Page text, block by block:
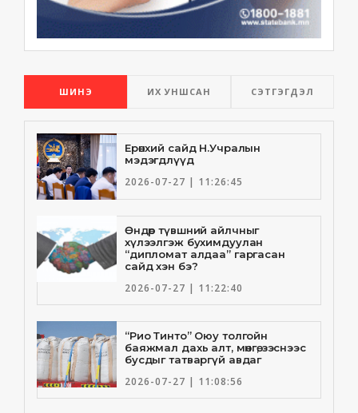
ШИНЭ ИХ УНШСАН СЭТГЭГДЭЛ
Ерөнхий сайд Н.Учралын
мэдэгдлүүд
2026-07-27 | 11:26:45
Өндөр түвшний айлчныг
хүлээлгэж бухимдуулан
“дипломат алдаа” гаргасан
сайд хэн бэ?
2026-07-27 | 11:22:40
“Рио Тинто” Оюу толгойн
баяжмал дахь алт, мөнгө, зэснээс
бусдыг татваргүй авдаг
2026-07-27 | 11:08:56